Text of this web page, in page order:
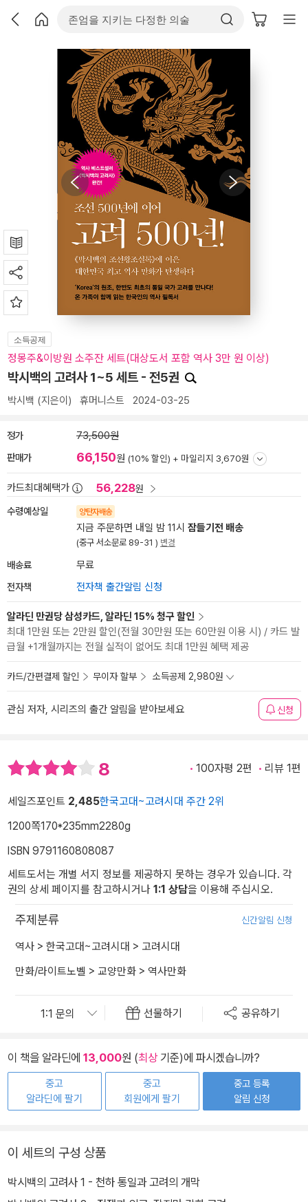
소득공제
정몽주&이방원 소주잔 세트(대상도서 포함 역사 3만 원 이상)
박시백의 고려사 1~5 세트 - 전5권
박시백 (지은이) 휴머니스트 2024-03-25
정가 73,500원
판매가 66,150원 (10% 할인) + 마일리지 3,670원
카드최대혜택가 56,228원
수령예상일 양탄자배송
지금 주문하면 내일 밤 11시 잠들기전 배송
(중구 서소문로 89-31 ) 변경
배송료 무료
전자책 전자책 출간알림 신청
알라딘 만권당 삼성카드, 알라딘 15% 청구 할인
최대 1만원 또는 2만원 할인(전월 30만원 또는 60만원 이용 시) / 카드 발
급월 +1개월까지는 전월 실적이 없어도 최대 1만원 혜택 제공
카드/간편결제 할인 무이자 할부 소득공제 2,980원
관심 저자, 시리즈의 출간 알림을 받아보세요 신청
8 100자평 2편 리뷰 1편
세일즈포인트 2,485한국고대~고려시대 주간 2위
1200쪽170*235mm2280g
ISBN 9791160808087
세트도서는 개별 서지 정보를 제공하지 못하는 경우가 있습니다. 각
권의 상세 페이지를 참고하시거나 1:1 상담을 이용해 주십시오.
주제분류 신간알림 신청
역사 > 한국고대~고려시대 > 고려시대
만화/라이트노벨 > 교양만화 > 역사만화
선물하기 공유하기
이 책을 알라딘에 13,000원 (최상기준)에 파시겠습니까?
중고
알라딘에 팔기
중고
회원에게 팔기
중고 등록
알림 신청
이 세트의 구성 상품
박시백의 고려사 1 - 천하 통일과 고려의 개막